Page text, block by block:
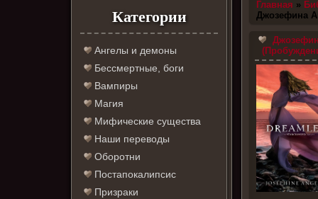
Категории
Ангелы и демоны
Бессмертные, боги
Вампиры
Магия
Мифические существа
Наши переводы
Оборотни
Постапокалипсис
Призраки
Главная »
Джозефина